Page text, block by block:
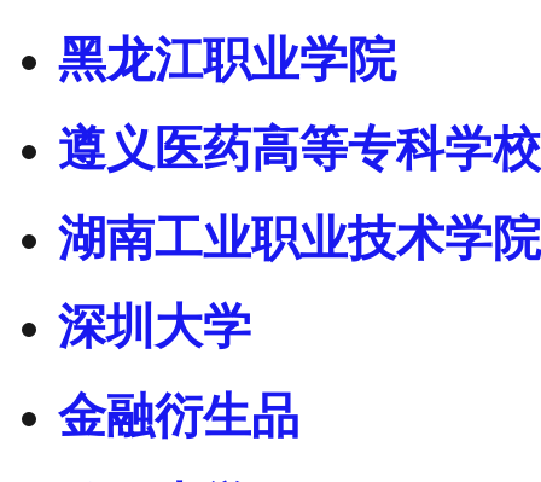
黑龙江职业学院
遵义医药高等专科学校
湖南工业职业技术学院
深圳大学
金融衍生品